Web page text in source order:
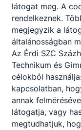
Székhely:
OM
tisztviselő:
látogat meg. A
rendelkeznek.
megjegyzik a
általánosságban
Az Érdi SZC
Technikum és
célokból
kapcsolatban,
annak
látogatja, vagy
megtudhatjuk,